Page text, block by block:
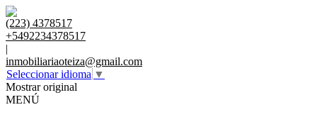
(223) 4378517
+5492234378517
|
inmobiliariaoteiza@gmail.com
Seleccionar idioma ▼
Mostrar original
MENÚ